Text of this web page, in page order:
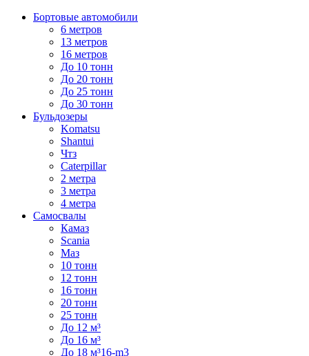
Бортовые автомобили
6 метров
13 метров
16 метров
До 10 тонн
До 20 тонн
До 25 тонн
До 30 тонн
Бульдозеры
Komatsu
Shantui
Чтз
Caterpillar
2 метра
3 метра
4 метра
Самосвалы
Камаз
Scania
Маз
10 тонн
12 тонн
16 тонн
20 тонн
25 тонн
До 12 м³
До 16 м³
До 18 м³16-m3